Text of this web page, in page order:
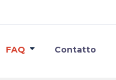
FAQ Contatto